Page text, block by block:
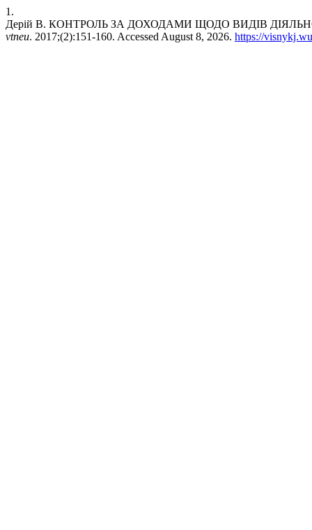
1.
Дерій В. КОНТРОЛЬ ЗА ДОХОДАМИ ЩОДО ВИДІВ
vtneu. 2017;(2):151-160. Accessed August 8, 2026. https://